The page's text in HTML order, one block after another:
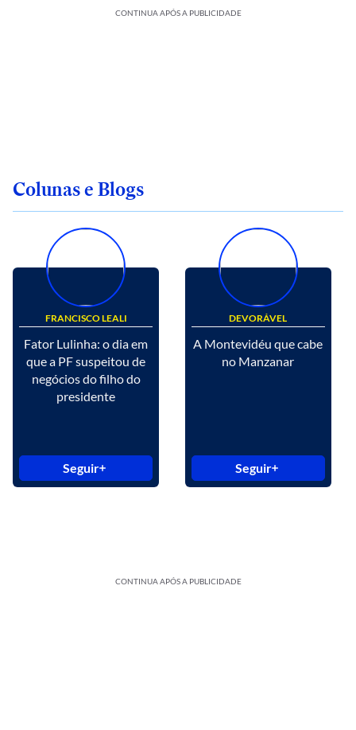
CONTINUA APÓS A PUBLICIDADE
Colunas e Blogs
FRANCISCO LEALI
Fator Lulinha: o dia em
que a PF suspeitou de
negócios do filho do
presidente
Seguir
DEVORÁVEL
A Montevidéu que cabe
no Manzanar
Seguir
CONTINUA APÓS A PUBLICIDADE